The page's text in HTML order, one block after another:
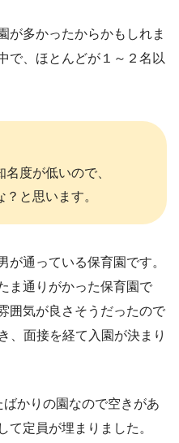
が多かったからかもしれま
で、ほとんどが１～２名以
度が低いので、
と思います。
が通っている保育園です。
ま通りがかった保育園で
囲気が良さそうだったので
、面接を経て入園が決まり
かりの園なので空きがあ
て定員が埋まりました。